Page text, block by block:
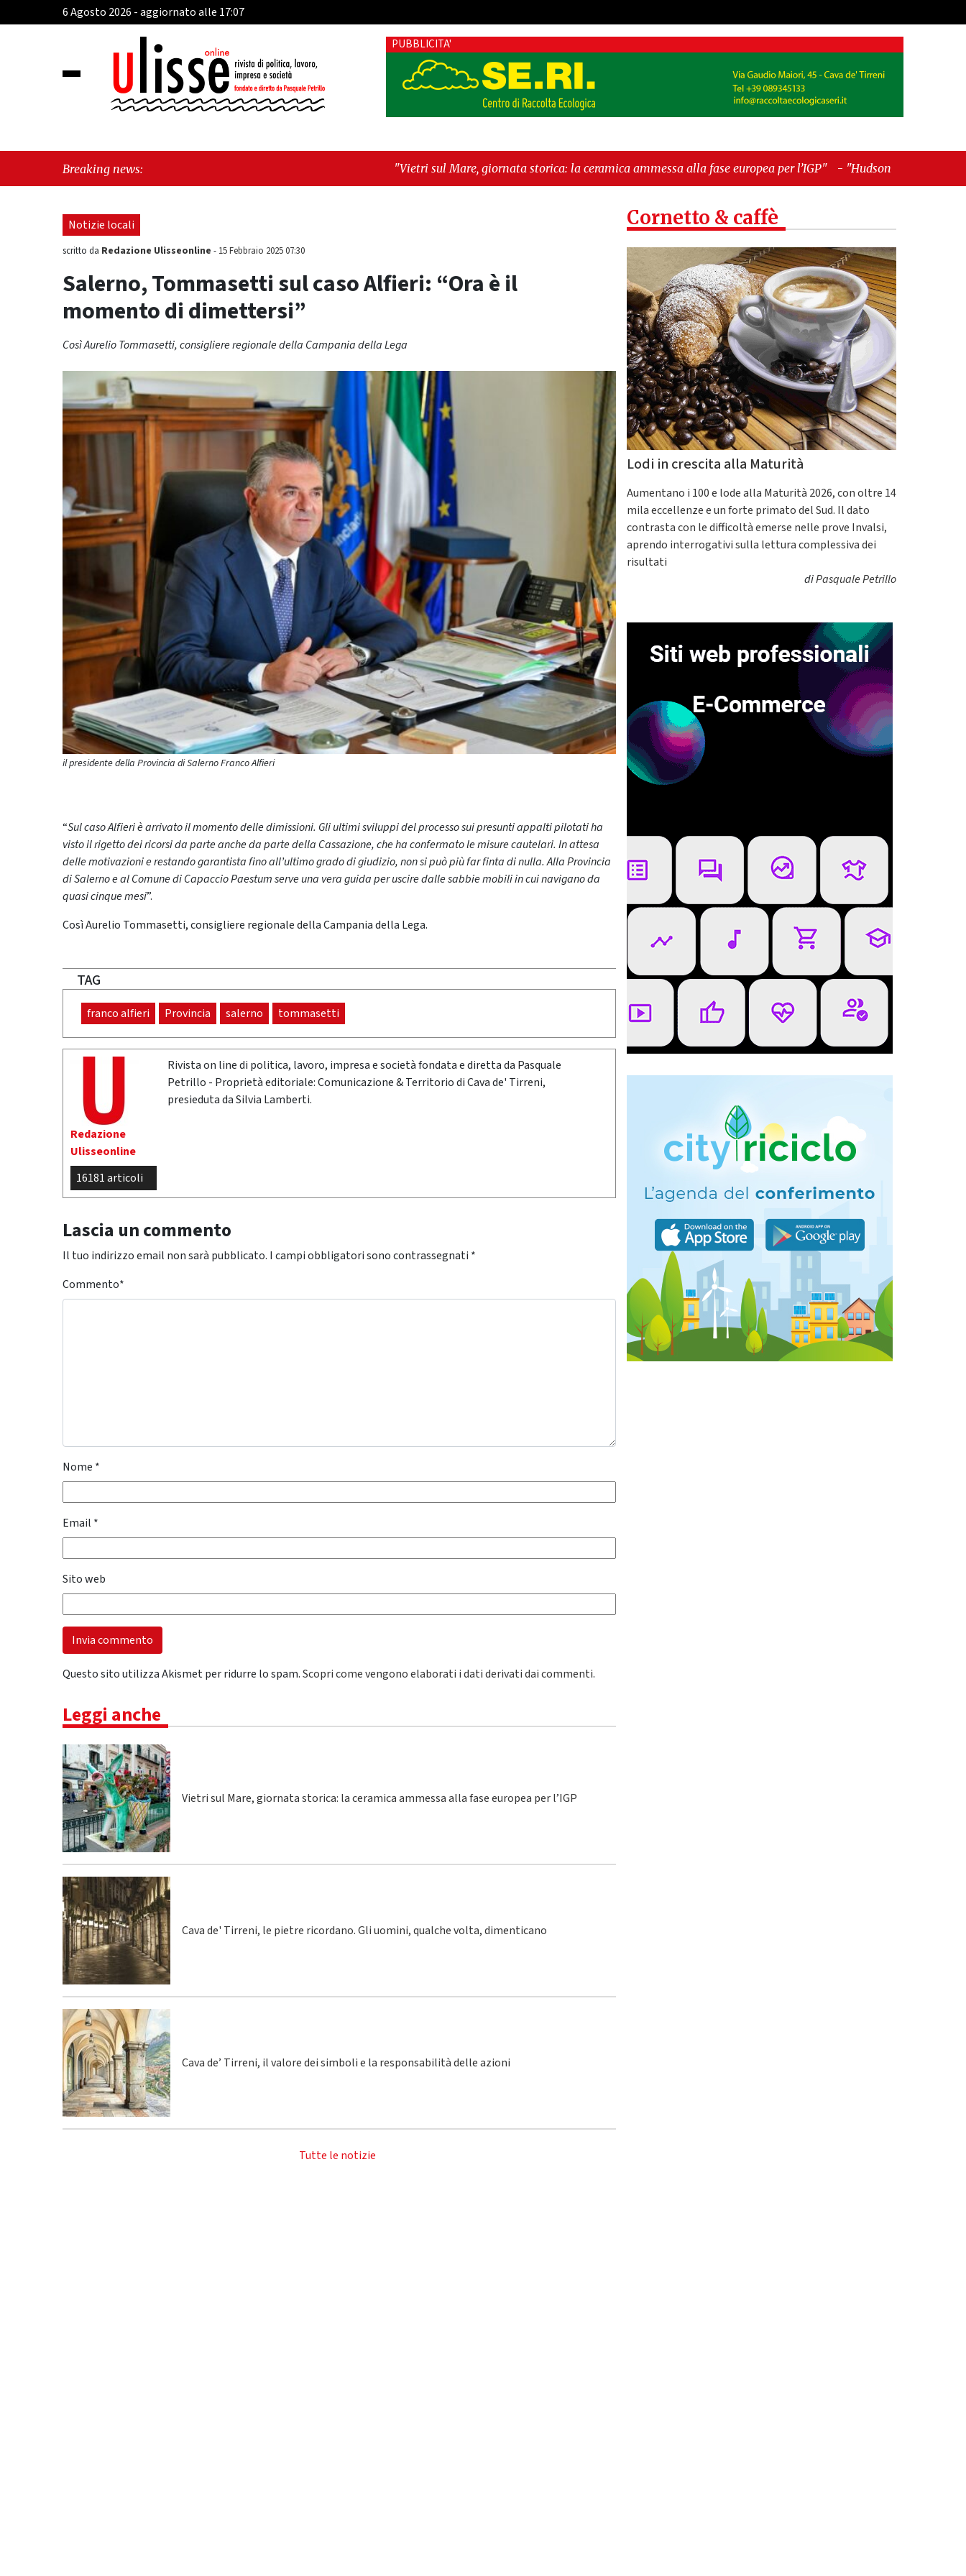
6 Agosto 2026 - aggiornato alle 17:07
PUBBLICITA'
Breaking news: "Vietri sul Mare, giornata storica: la ceramica ammessa alla fase europea per l’IGP" - "Hudson Yards: qui New York
morde il futuro"
Notizie locali
scritto da Redazione Ulisseonline - 15 Febbraio 2025 07:30
Salerno, Tommasetti sul caso Alfieri: “Ora è il
momento di dimettersi”
Così Aurelio Tommasetti, consigliere regionale della Campania della Lega
il presidente della Provincia di Salerno Franco Alfieri
“Sul caso Alfieri è arrivato il momento delle dimissioni. Gli ultimi sviluppi del processo sui presunti appalti pilotati ha
visto il rigetto dei ricorsi da parte anche da parte della Cassazione, che ha confermato le misure cautelari. In attesa
delle motivazioni e restando garantista fino all’ultimo grado di giudizio, non si può più far finta di nulla. Alla Provincia
di Salerno e al Comune di Capaccio Paestum serve una vera guida per uscire dalle sabbie mobili in cui navigano da
quasi cinque mesi”.
Così Aurelio Tommasetti, consigliere regionale della Campania della Lega.
TAG
franco alfieri Provincia salerno tommasetti
Redazione
Ulisseonline
16181 articoli
Rivista on line di politica, lavoro, impresa e società fondata e diretta da Pasquale
Petrillo - Proprietà editoriale: Comunicazione & Territorio di Cava de' Tirreni,
presieduta da Silvia Lamberti.
Lascia un commento
Il tuo indirizzo email non sarà pubblicato. I campi obbligatori sono contrassegnati *
Commento*
Nome *
Email *
Sito web
Questo sito utilizza Akismet per ridurre lo spam.Scopri come vengono elaborati i dati derivati dai commenti.
Leggi anche
Vietri sul Mare, giornata storica: la ceramica ammessa alla fase europea per l’IGP
Cava de' Tirreni, le pietre ricordano. Gli uomini, qualche volta, dimenticano
Cava de’ Tirreni, il valore dei simboli e la responsabilità delle azioni
Tutte le notizie
Cornetto & caffè
Lodi in crescita alla Maturità
Aumentano i 100 e lode alla Maturità 2026, con oltre 14
mila eccellenze e un forte primato del Sud. Il dato
contrasta con le difficoltà emerse nelle prove Invalsi,
aprendo interrogativi sulla lettura complessiva dei
risultati
diPasquale Petrillo